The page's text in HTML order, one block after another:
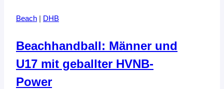
Beach | DHB
Beachhandball: Männer und
U17 mit geballter HVNB-
Power